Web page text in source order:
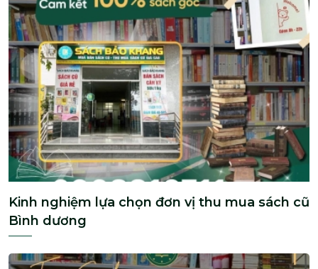
Kinh nghiệm lựa chọn đơn vị thu mua sách cũ
Bình dương